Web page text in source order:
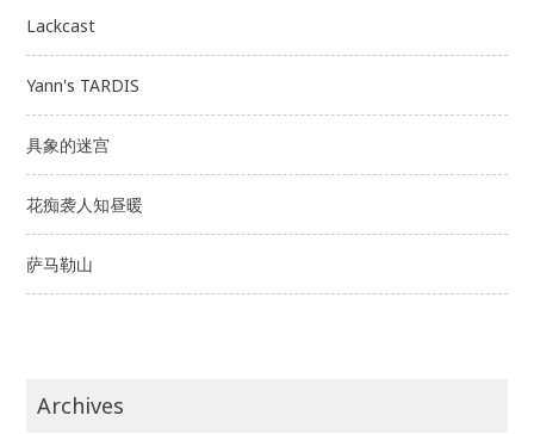
Lackcast
Yann's TARDIS
具象的迷宫
花痴袭人知昼暖
萨马勒山
Archives